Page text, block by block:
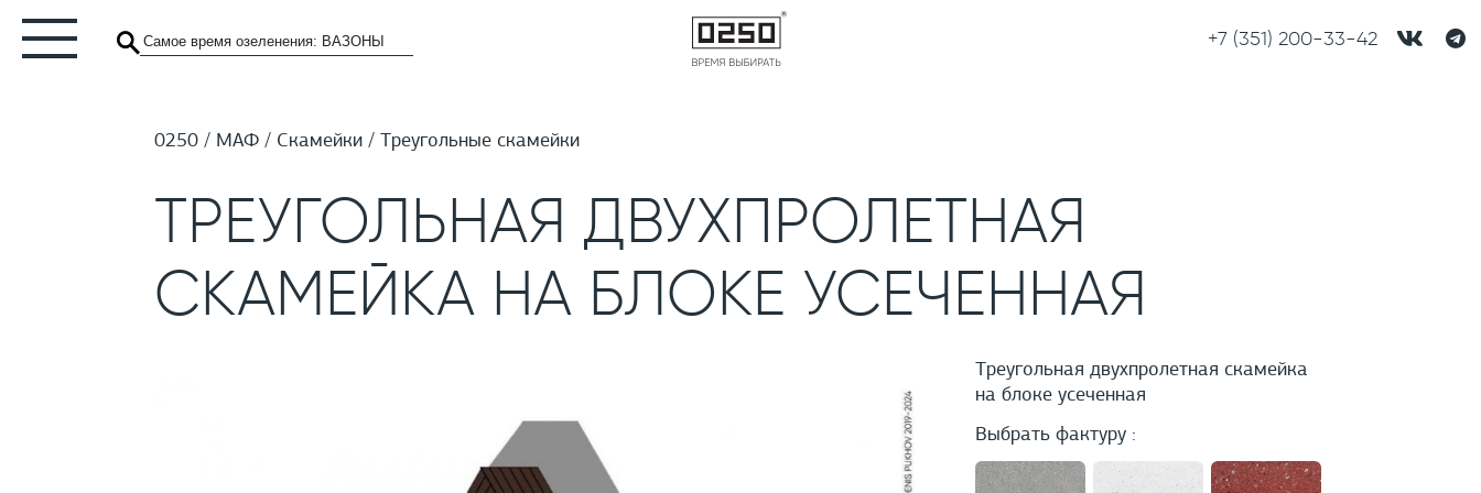
+7 (351) 200-33-42
0250 МАФ Скамейки Треугольные скамейки
ТРЕУГОЛЬНАЯ ДВУХПРОЛЕТНАЯ
СКАМЕЙКА НА БЛОКЕ УСЕЧЕННАЯ
Треугольная двухпролетная скамейка
на блоке усеченная
Выбрать фактуру :